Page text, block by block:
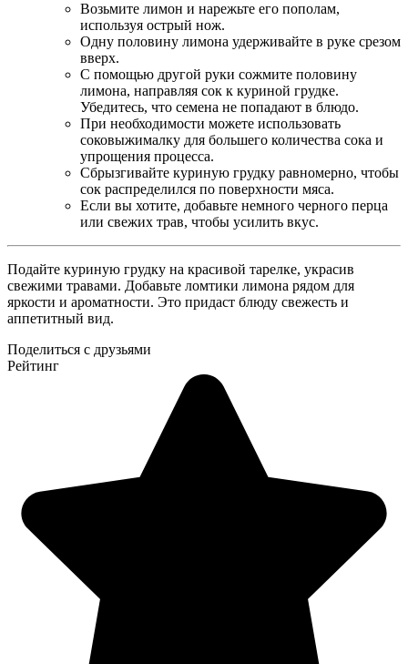
Возьмите лимон и нарежьте его пополам,
используя острый нож.
Одну половину лимона удерживайте в руке срезом
вверх.
С помощью другой руки сожмите половину
лимона, направляя сок к куриной грудке.
Убедитесь, что семена не попадают в блюдо.
При необходимости можете использовать
соковыжималку для большего количества сока и
упрощения процесса.
Сбрызгивайте куриную грудку равномерно, чтобы
сок распределился по поверхности мяса.
Если вы хотите, добавьте немного черного перца
или свежих трав, чтобы усилить вкус.
Подайте куриную грудку на красивой тарелке, украсив
свежими травами. Добавьте ломтики лимона рядом для
яркости и ароматности. Это придаст блюду свежесть и
аппетитный вид.
Поделиться с друзьями
Рейтинг